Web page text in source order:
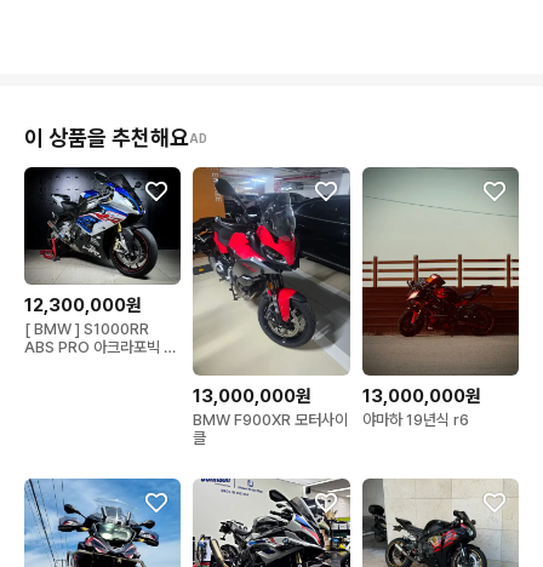
이 상품을 추천해요AD
12,300,000원
[ BMW ] S1000RR
ABS PRO 아크라포빅 부
13,000,000원
BMW F900XR 모터사이
클
13,000,000원
야마하 19년식 r6